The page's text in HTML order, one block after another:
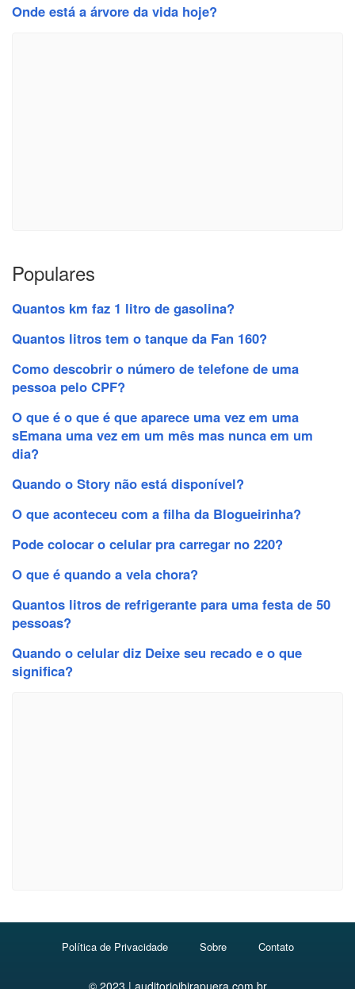
Onde está a árvore da vida hoje?
Populares
Quantos km faz 1 litro de gasolina?
Quantos litros tem o tanque da Fan 160?
Como descobrir o número de telefone de uma
pessoa pelo CPF?
O que é o que é que aparece uma vez em uma
sEmana uma vez em um mês mas nunca em um
dia?
Quando o Story não está disponível?
O que aconteceu com a filha da Blogueirinha?
Pode colocar o celular pra carregar no 220?
O que é quando a vela chora?
Quantos litros de refrigerante para uma festa de 50
pessoas?
Quando o celular diz Deixe seu recado e o que
significa?
Política de Privacidade Sobre Contato
© 2023 | auditorioibirapuera.com.br